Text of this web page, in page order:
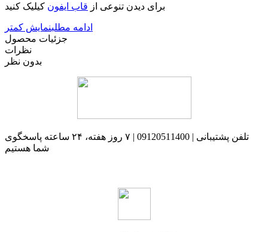
برای دیدن تنوعی از قاب ایفون کیلیک کنید
ادامه مطلبنمایش کمتر
جزئیات محصول
نظرات
بدون نظر
تلفن پشتیبانی | 09120511400 | ۷ روز هفته، ۲۴ ساعته پاسخگوی
شما هستیم